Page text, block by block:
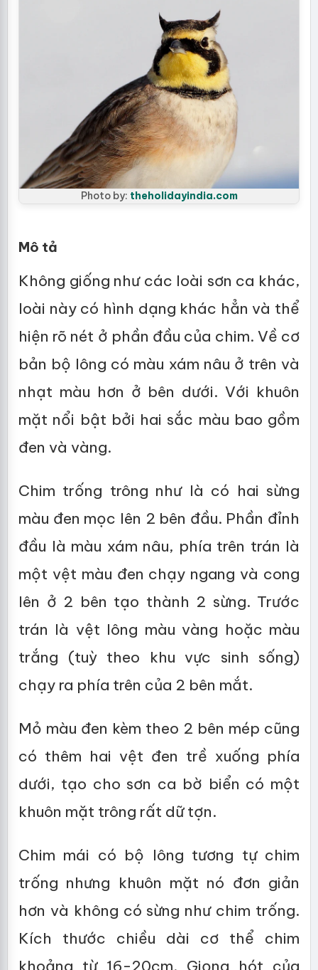
Photo by: theholidayindia.com
Mô tả
Không giống như các loài sơn ca khác,
loài này có hình dạng khác hẳn và thể
hiện rõ nét ở phần đầu của chim. Về cơ
bản bộ lông có màu xám nâu ở trên và
nhạt màu hơn ở bên dưới. Với khuôn
mặt nổi bật bởi hai sắc màu bao gồm
đen và vàng.
Chim trống trông như là có hai sừng
màu đen mọc lên 2 bên đầu. Phần đỉnh
đầu là màu xám nâu, phía trên trán là
một vệt màu đen chạy ngang và cong
lên ở 2 bên tạo thành 2 sừng. Trước
trán là vệt lông màu vàng hoặc màu
trắng (tuỳ theo khu vực sinh sống)
chạy ra phía trên của 2 bên mắt.
Mỏ màu đen kèm theo 2 bên mép cũng
có thêm hai vệt đen trề xuống phía
dưới, tạo cho sơn ca bờ biển có một
khuôn mặt trông rất dữ tợn.
Chim mái có bộ lông tương tự chim
trống nhưng khuôn mặt nó đơn giản
hơn và không có sừng như chim trống.
Kích thước chiều dài cơ thể chim
khoảng từ 16-20cm. Giọng hót của